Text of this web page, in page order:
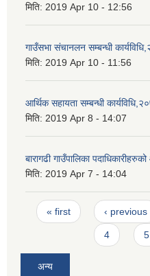
मिति: 2019 Apr 10 - 12:56
गाउँसभा संचानलन सम्बन्धी
मिति: 2019 Apr 10 - 11:56
आर्थिक सहायता सम्बन्धी
मिति: 2019 Apr 8 - 14:07
बारागढी गाउँपालिका
मिति: 2019 Apr 7 - 14:04
Pages
« first ‹ previous
4 5
अन्य